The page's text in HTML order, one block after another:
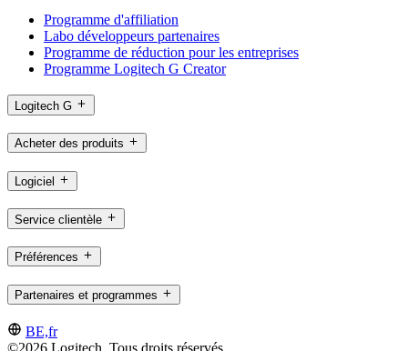
Programme d'affiliation
Labo développeurs partenaires
Programme de réduction pour les entreprises
Programme Logitech G Creator
Logitech G
Acheter des produits
Logiciel
Service clientèle
Préférences
Partenaires et programmes
BE,fr
©2026 Logitech. Tous droits réservés